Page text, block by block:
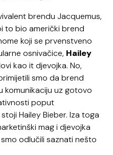
brendu Jacquemus,
to bio američki brend
koji se prvenstveno
osnivačice, Hailey
kao it djevojka. No,
smo da brend
komunikaciju uz gotovo
poput
Hailey Bieber. Iza toga
mag i djevojka
odlučili saznati nešto